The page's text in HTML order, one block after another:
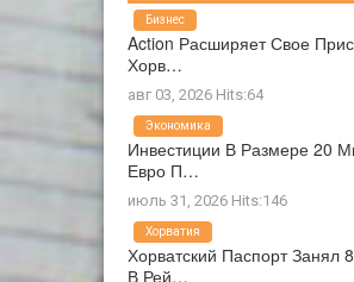
Action Расширяет Свое
Хорв…
авг 03, 2026 Hits:64
Бизнес
Инвестиции В Размере 20
Евро П…
июль 31, 2026 Hits:146
Экономика
Хорватский Паспорт Занял
В Рей…
Хорватия